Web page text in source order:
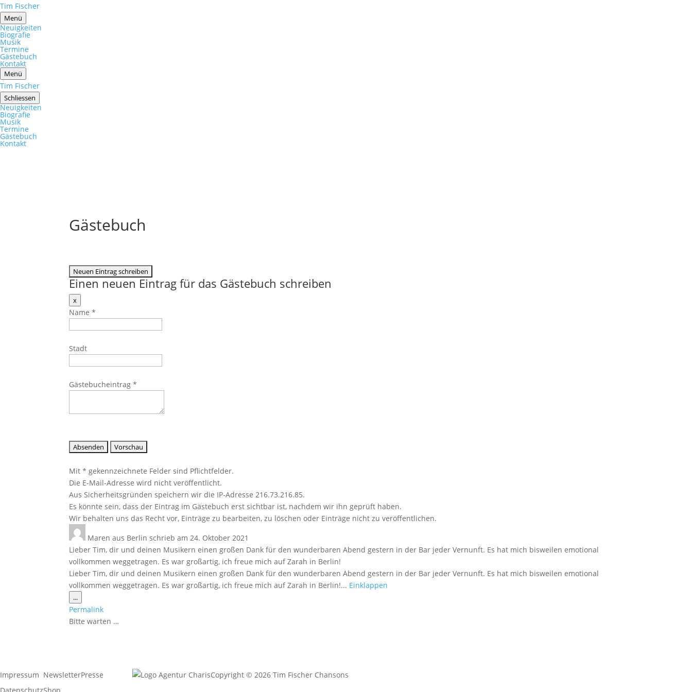
Tim Fischer
Menü
Neuigkeiten
Biografie
Musik
Termine
Gästebuch
Kontakt
Menü
Tim Fischer
Schliessen
Neuigkeiten
Biografie
Musik
Termine
Gästebuch
Kontakt
Gästebuch
Einen neuen Eintrag für das Gästebuch schreiben
xDieses
Formular
ausblenden
Name*
Stadt
Gästebucheintrag*
Mit * gekennzeichnete Felder sind Pflichtfelder.
Die E-Mail-Adresse wird nicht veröffentlicht.
Aus Sicherheitsgründen speichern wir die IP-Adresse 216.73.216.85.
Es könnte sein, dass der Eintrag im Gästebuch erst sichtbar ist, nachdem wir ihn geprüft haben.
Wir behalten uns das Recht vor, Einträge zu bearbeiten, zu löschen oder Einträge nicht zu veröffentlichen.
Marenaus Berlin schrieb am 24. Oktober 2021
Lieber Tim, dir und deinen Musikern einen großen Dank für den wunderbaren Abend gestern in der Bar jeder Vernunft. Es hat mich bisweilen emotional
vollkommen weggetragen. Es war großartig, ich freue mich auf Zarah in Berlin!
Lieber Tim, dir und deinen Musikern einen großen Dank für den wunderbaren Abend gestern in der Bar jeder Vernunft. Es hat mich bisweilen emotional
vollkommen weggetragen. Es war großartig, ich freue mich auf Zarah in Berlin!... Einklappen
...Diese
Metabox
Permalink
Bitte warten …
Impressum NewsletterPresse Copyright © 2026 Tim Fischer Chansons